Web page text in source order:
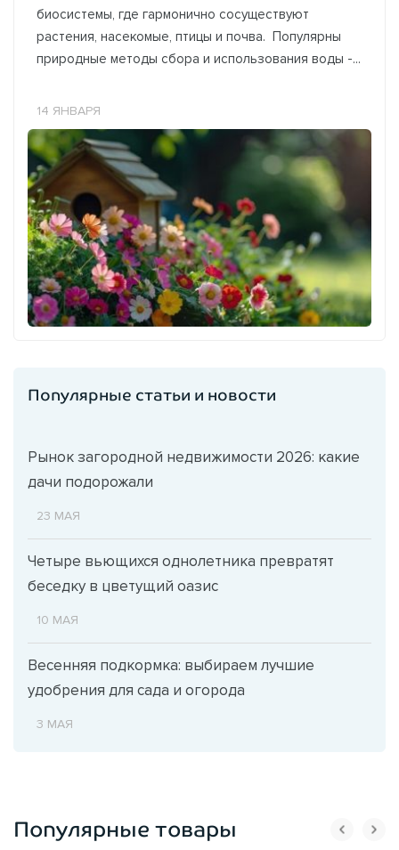
биосистемы, где гармонично сосуществуют
растения, насекомые, птицы и почва. Популярны
природные методы сбора и использования воды -...
14 ЯНВАРЯ
Популярные статьи и новости
Рынок загородной недвижимости 2026: какие
дачи подорожали
23 МАЯ
Четыре вьющихся однолетника превратят
беседку в цветущий оазис
10 МАЯ
Весенняя подкормка: выбираем лучшие
удобрения для сада и огорода
3 МАЯ
Популярные товары